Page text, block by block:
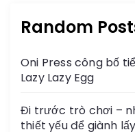
Random
Oni Press công bố
Lazy Lazy Egg
Đi trước trò chơi –
thiết yếu để giành lấy